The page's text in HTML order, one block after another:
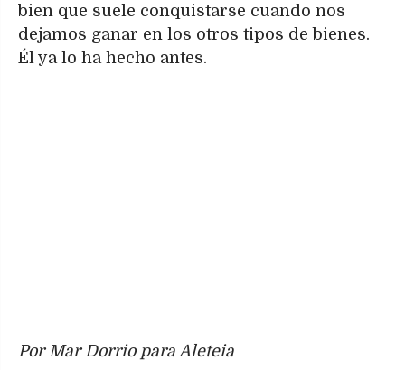
bien que suele conquistarse cuando nos
dejamos ganar en los otros tipos de bienes.
Él ya lo ha hecho antes.
Por Mar Dorrio para Aleteia